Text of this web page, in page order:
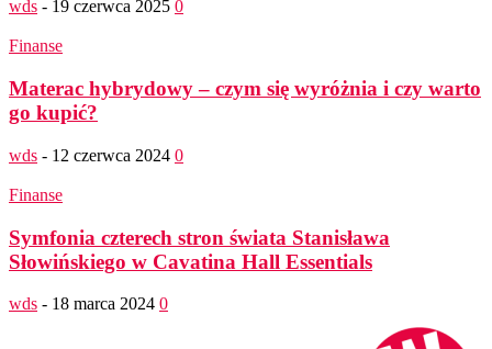
wds - 19 czerwca 2025 0
Finanse
Materac hybrydowy – czym się wyróżnia i czy warto
go kupić?
wds - 12 czerwca 2024 0
Finanse
Symfonia czterech stron świata Stanisława
Słowińskiego w Cavatina Hall Essentials
wds - 18 marca 2024 0